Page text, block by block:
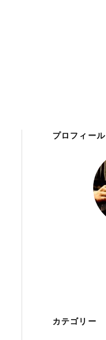
プロフィール
カテゴリー